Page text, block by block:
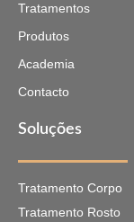
Tratamentos
Produtos
Academia
Contacto
Soluções
Tratamento Corpo
Tratamento Rosto